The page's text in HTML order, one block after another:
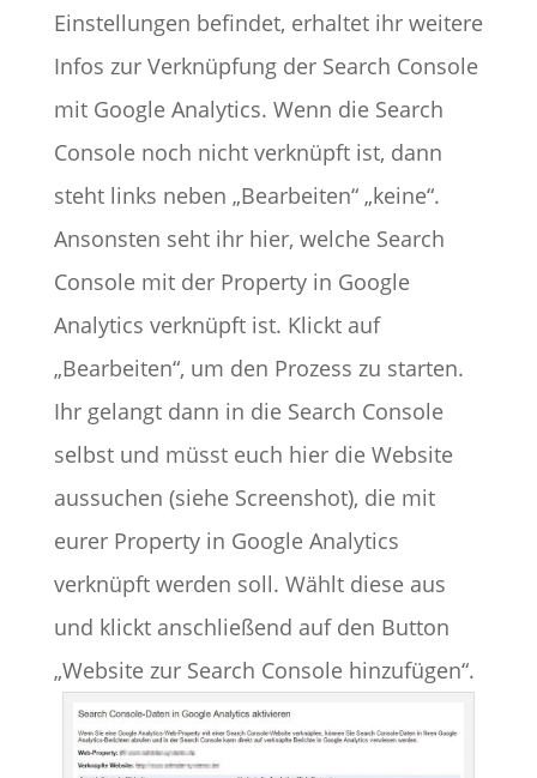
Einstellungen befindet, erhaltet ihr weitere
Infos zur Verknüpfung der Search Console
mit Google Analytics. Wenn die Search
Console noch nicht verknüpft ist, dann
steht links neben „Bearbeiten“ „keine“.
Ansonsten seht ihr hier, welche Search
Console mit der Property in Google
Analytics verknüpft ist. Klickt auf
„Bearbeiten“, um den Prozess zu starten.
Ihr gelangt dann in die Search Console
selbst und müsst euch hier die Website
aussuchen (siehe Screenshot), die mit
eurer Property in Google Analytics
verknüpft werden soll. Wählt diese aus
und klickt anschließend auf den Button
„Website zur Search Console hinzufügen“.